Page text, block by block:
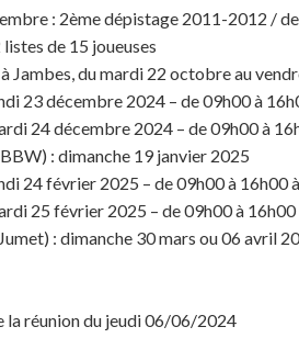
: 2ème dépistage 2011-2012 /
de 15 joueuses
Jambes, du mardi 22 octobre au
23 décembre 2024 – de 09h00 à
24 décembre 2024 – de 09h00 à
: dimanche 19 janvier 2025
24 février 2025 – de 09h00 à 16h00
25 février 2025 – de 09h00 à 16h00
: dimanche 30 mars ou 06 avril
la réunion du jeudi 06/06/2024